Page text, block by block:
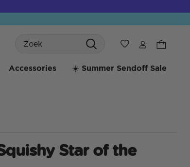
Verlanglijst
Accessories ☀️ Summer Sendoff Sale
Star of the